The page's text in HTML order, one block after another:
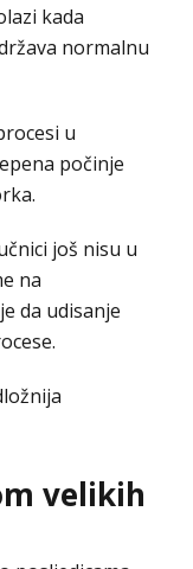
kada
normalnu
u
počinje
još nisu u
na
da udisanje
velikih